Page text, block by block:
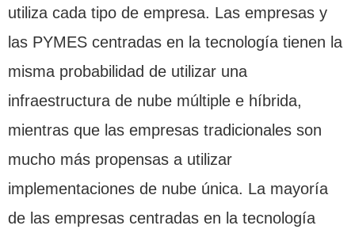
utiliza cada tipo de empresa. Las empresas y
las PYMES centradas en la tecnología tienen la
misma probabilidad de utilizar una
infraestructura de nube múltiple e híbrida,
mientras que las empresas tradicionales son
mucho más propensas a utilizar
implementaciones de nube única. La mayoría
de las empresas centradas en la tecnología